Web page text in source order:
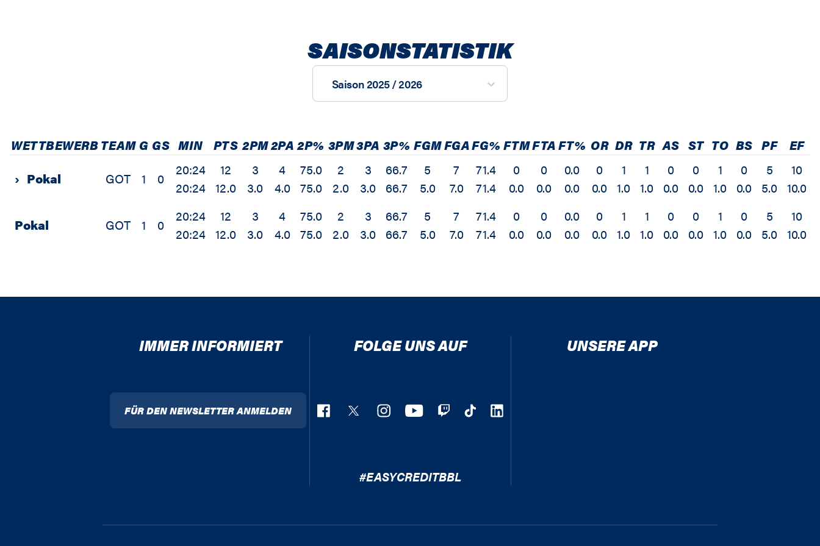
SAISONSTATISTIK
Saison 2025 / 2026
WETTBEWERBTEAM G GS MIN PTS 2PM2PA 2P% 3PM3PA 3P% FGMFGAFG% FTMFTAFT% OR DR TR AS ST TO BS PF EF
› Pokal GOT 1 0
20:24
20:24
12
12.0
3
3.0
4
4.0
75.0
75.0
2
2.0
3
3.0
66.7
66.7
5
5.0
7
7.0
71.4
71.4
0
0.0
0
0.0
0.0
0.0
0
0.0
1
1.0
1
1.0
0
0.0
0
0.0
1
1.0
0
0.0
5
5.0
10
10.0
Pokal GOT 1 0
20:24
20:24
12
12.0
3
3.0
4
4.0
75.0
75.0
2
2.0
3
3.0
66.7
66.7
5
5.0
7
7.0
71.4
71.4
0
0.0
0
0.0
0.0
0.0
0
0.0
1
1.0
1
1.0
0
0.0
0
0.0
1
1.0
0
0.0
5
5.0
10
10.0
IMMER INFORMIERT
FÜR DEN NEWSLETTER ANMELDEN
FOLGE UNS AUF
#EASYCREDITBBL
UNSERE APP